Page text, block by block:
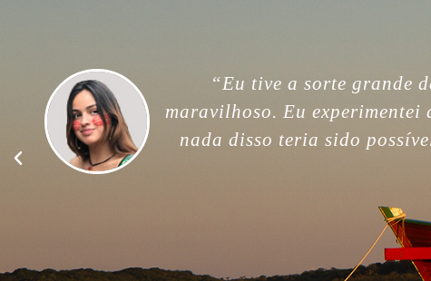
“For me, this trip was
memories. Thank you so
good